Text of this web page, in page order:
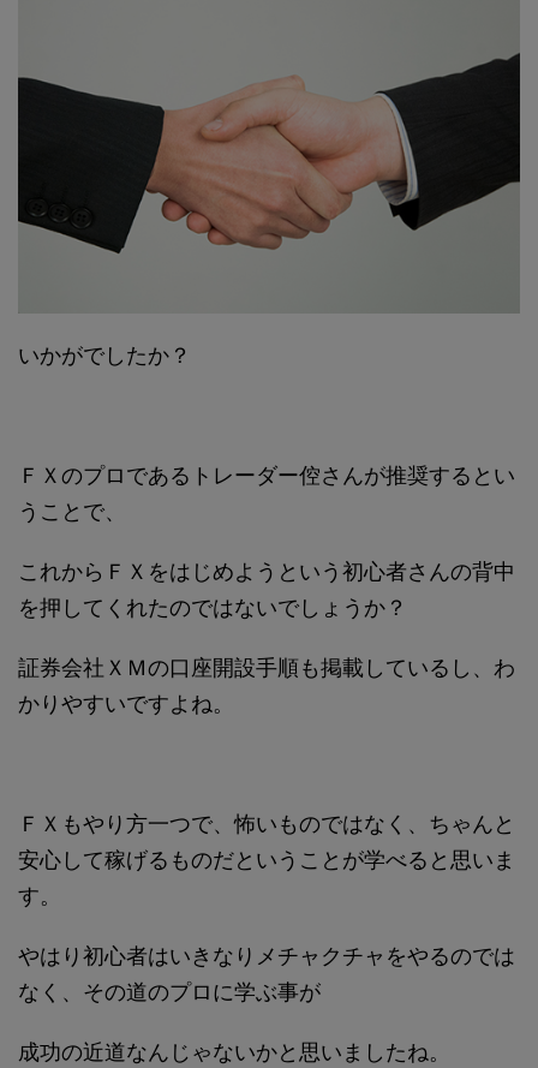
いかがでしたか？
ＦＸのプロであるトレーダー倥さんが推奨するとい
うことで、
これからＦＸをはじめようという初心者さんの背中
を押してくれたのではないでしょうか？
証券会社ＸＭの口座開設手順も掲載しているし、わ
かりやすいですよね。
ＦＸもやり方一つで、怖いものではなく、ちゃんと
安心して稼げるものだということが学べると思いま
す。
やはり初心者はいきなりメチャクチャをやるのでは
なく、その道のプロに学ぶ事が
成功の近道なんじゃないかと思いましたね。